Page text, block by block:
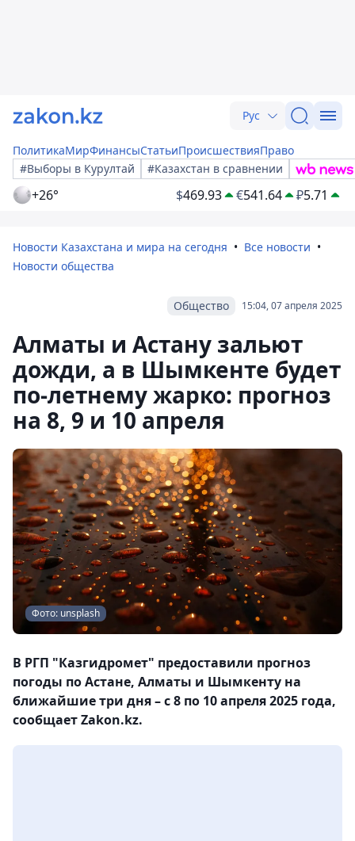
Рус
ПолитикаМирФинансыСтатьиПроисшествияПраво
#Выборы в Курултай
#Казахстан в сравнении
+26° $469.93 €541.64 ₽5.71
Новости Казахстана и мира на сегодня
Все новости
Новости общества
15:04, 07 апреля 2025
Общество
Алматы и Астану зальют
дожди, а в Шымкенте будет
по-летнему жарко: прогноз
на 8, 9 и 10 апреля
Фото: unsplash
В РГП "Казгидромет" предоставили прогноз
погоды по Астане, Алматы и Шымкенту на
ближайшие три дня – с 8 по 10 апреля 2025 года,
сообщает Zakon.kz.